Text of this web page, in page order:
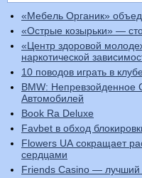
«Мебель Органик»
«Острые козырьки» —
«Центр здоровой
наркотической
10 поводов играть в
BMW: Непревзойденное
Автомобилей
Book Ra Deluxe
Favbet в обход
Flowers UA сокращает
сердцами
Friends Casino — лучший